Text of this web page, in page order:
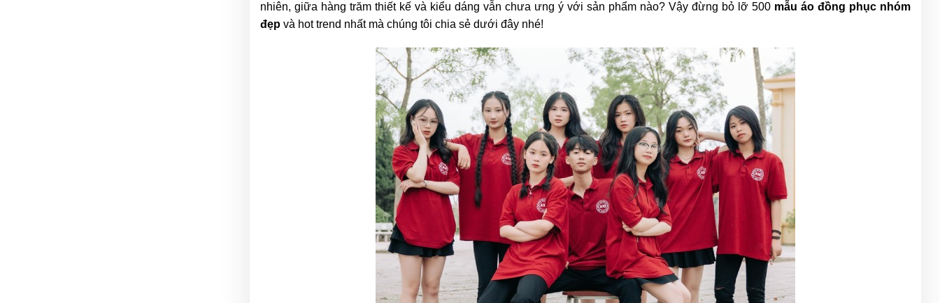
nhiên, giữa hàng trăm thiết kế và kiểu dáng vẫn chưa ưng ý với sản phẩm nào? Vậy đừng bỏ lỡ 500 mẫu áo đồng phục nhóm
đẹp và hot trend nhất mà chúng tôi chia sẻ dưới đây nhé!